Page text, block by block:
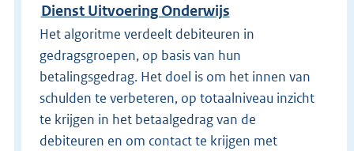
Dienst Uitvoering Onderwijs
Het algoritme verdeelt debiteuren in
gedragsgroepen, op basis van hun
betalingsgedrag. Het doel is om het innen van
schulden te verbeteren, op totaalniveau inzicht
te krijgen in het betaalgedrag van de
debiteuren en om contact te krijgen met